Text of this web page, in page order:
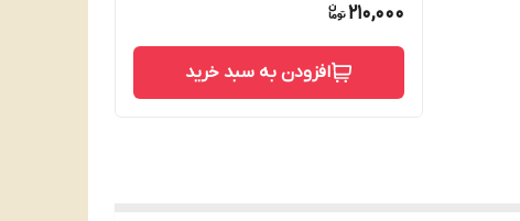
210,000
افزودن به سبد خرید